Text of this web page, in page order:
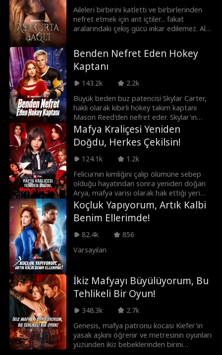
Olivia'yı eski sevgilisinden kurtardığında
aralarında bir kıvılcım çakar. Ancak tehlike
yaklaşırken Bash, hayalleri ile kendisini
arasında bir seçim yapmak zorunda kalır.
Aileleri birbirini katletti ve birbirlerinden
nefret etmek için ant içtiler... fakat
aralarındaki çekiş gücü inkar edilemez. Alfa
olan Luperiom'a hayatta kalmaya azimli
bir şekilde girer. Beklemediği şey oradaki
en güçlü kurt ve onun düşmanı olan Saxon
Blackmoor ile bir kader bağıdır.
İstemediği kurt onu kurtarabilen tek kişi
olabilir.
Benden Nefret Eden Hokey
Kaptanı
143.2k
2.2k
Büyük beden buz patencisi Skylar Carter,
haklı olarak kibirli hokey takım kaptanı
Mason Reed'den nefret eder. Skylar'ın
takıma yaptığı şaka Mason'ın
yaralanmasına neden olunca, Skylar ya
onun asistanı olmak zorunda kalır ya da
kendi spor geleceğini kaybetme riskiyle
karşı karşıya kalır. Zorla bir araya gelen
ikilinin rekabeti, inkar edilemez bir kimyaya
dönüşür. Fakat okul, gelecek sezon
yalnızca tek bir spor programının devam
edeceğini açıkladığında, Skylar ve Mason,
zaferi kendi hayallerini yıkabilecek tek
kişiye âşık olmak üzere olduklarını fark
ederler.
Mafya Kraliçesi Yeniden
Doğdu, Herkes Çekilsin!
124.1k
1.2k
Felicia'nın kimliğini çalıp ölümüne sebep
olduğu hayatından sonra yeniden doğan
Arya, mafya varisi olarak hak ettiği yeri
almaya kararlıdır. Geçmişteki dövüş
becerilerini kullanarak gizlice ilerler;
arkadaşlarını korurken her fırsatta
Felicia'yı zekasıyla ezip küçük düşürmek
için harekete geçer. Peki herkes onun
gerçek mafya varisi olduğunu ne zaman
Koçluk Yapıyorum, Artık Kalbi
Benim Ellerimde!
82.4k
856
Varsayılan
İkiz Mafyayı Büyülüyorum, Bu
Tehlikeli Bir Oyun!
348.3k
2.7k
Genesis, mafya patronu kocası Kiefer'ın
yasak aşkını öğrenir ve metresinin oyunları
yüzünden ikiz bebeklerinden birini